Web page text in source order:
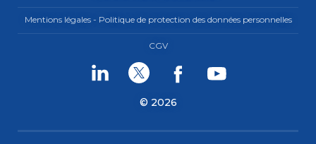
Mentions légales - Politique de protection des données personnelles
CGV
Facebook Youtube
© 2026